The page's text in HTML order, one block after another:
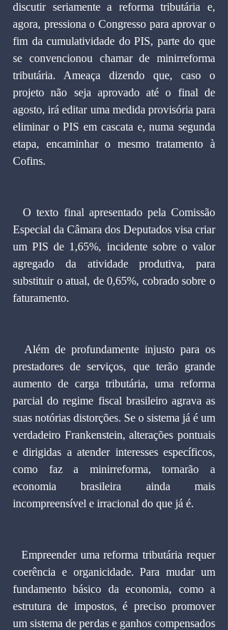
discutir seriamente a reforma tributária e,
agora, pressiona o Congresso para aprovar o
fim da cumulatividade do PIS, parte do que
se convencionou chamar de minirreforma
tributária. Ameaça dizendo que, caso o
projeto não seja aprovado até o final de
agosto, irá editar uma medida provisória para
eliminar o PIS em cascata e, numa segunda
etapa, encaminhar o mesmo tratamento à
Cofins.
  O texto final apresentado pela Comissão
Especial da Câmara dos Deputados visa criar
um PIS de 1,65%, incidente sobre o valor
agregado da atividade produtiva, para
substituir o atual, de 0,65%, cobrado sobre o
faturamento.
prestadores de serviços, que terão grande
aumento de carga tributária, uma reforma
parcial do regime fiscal brasileiro agrava as
suas notórias distorções. Se o sistema já é um
verdadeiro Frankenstein, alterações pontuais
e dirigidas a atender interesses específicos,
como faz a minirreforma, tornarão a
economia brasileira ainda mais
incompreensível e irracional do que já é.
coerência e organicidade. Para mudar um
fundamento básico da economia, como a
estrutura de impostos, é preciso promover
um sistema de perdas e ganhos compensados